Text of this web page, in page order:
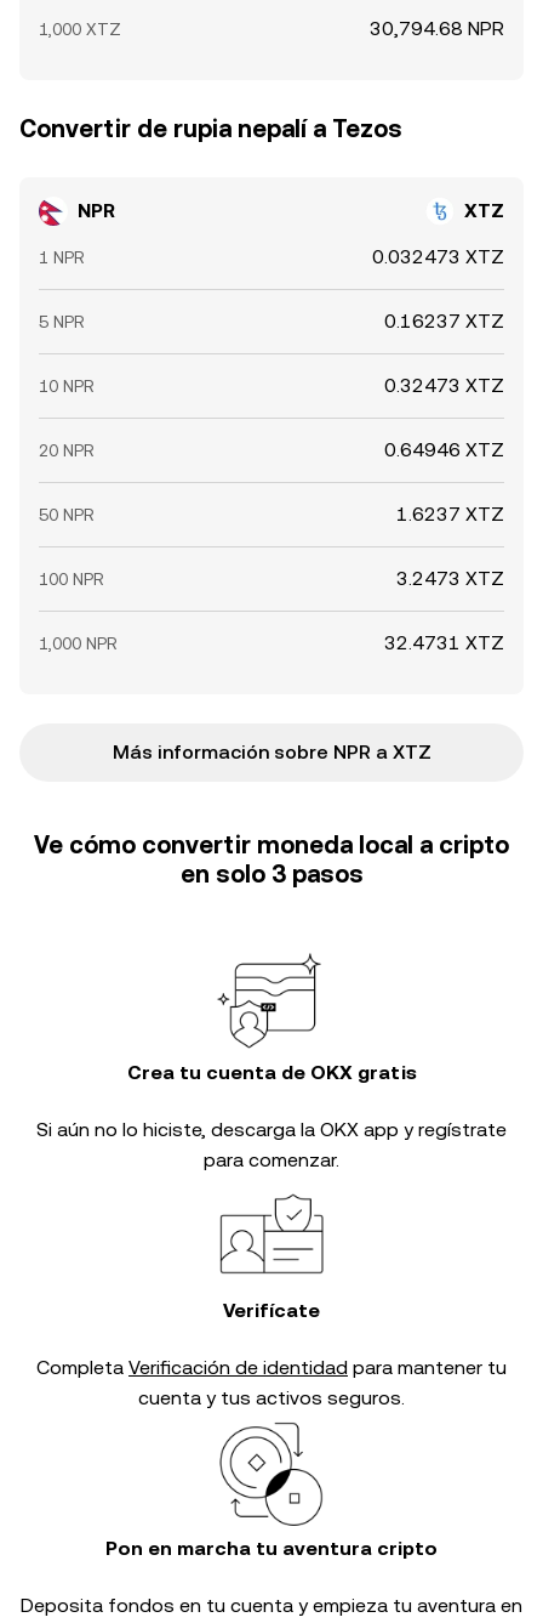
1,000 XTZ 30,794.68 NPR
Convertir de rupia nepalí a Tezos
NPR XTZ
1 NPR 0.032473 XTZ
5 NPR 0.16237 XTZ
10 NPR 0.32473 XTZ
20 NPR 0.64946 XTZ
50 NPR 1.6237 XTZ
100 NPR 3.2473 XTZ
1,000 NPR 32.4731 XTZ
Más información sobre NPR a XTZ
Ve cómo convertir moneda local a cripto
en solo 3 pasos
Crea tu cuenta de OKX gratis
Si aún no lo hiciste, descarga la OKX app y regístrate
para comenzar.
Verifícate
Completa Verificación de identidad para mantener tu
cuenta y tus activos seguros.
Pon en marcha tu aventura cripto
Deposita fondos en tu cuenta y empieza tu aventura en